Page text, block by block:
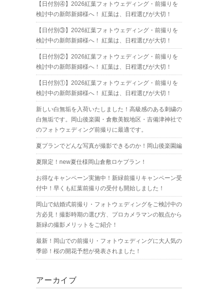
【日付別④】2026紅葉フォトウェディング・前撮りを
検討中の新郎新婦様へ！ 紅葉は、日程選びが大切！
【日付別③】2026紅葉フォトウェディング・前撮りを
検討中の新郎新婦様へ！ 紅葉は、日程選びが大切！
【日付別②】2026紅葉フォトウェディング・前撮りを
検討中の新郎新婦様へ！ 紅葉は、日程選びが大切！
【日付別①】2026紅葉フォトウェディング・前撮りを
検討中の新郎新婦様へ！ 紅葉は、日程選びが大切！
新しい白無垢を入荷いたしました！高級感のある刺繍の
白無垢です。岡山後楽園・倉敷美観地区・吉備津神社で
のフォトウェディング前撮りに最適です。
夏プランでどんな写真が撮影できるのか！岡山後楽園編
夏限定！new夏仕様岡山倉敷ロケプラン！
お得なキャンペーン実施中！新緑前撮りキャンペーン受
付中！早くも紅葉前撮りの受付も開始しました！
岡山で結婚式前撮り・フォトウェディングをご検討中の
方必見！撮影時期の選び方、プロカメラマンの観点から
新緑の撮影メリットをご紹介！
最新！岡山での前撮り・フォトウェディングに大人気の
季節！桜の開花予想が発表されました！
アーカイブ